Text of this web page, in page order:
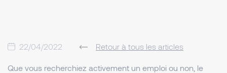
22/04/2022 Retour à tous les articles
Que vous recherchiez activement un emploi ou non, le